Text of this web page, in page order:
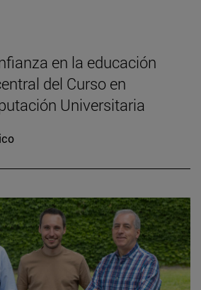
en la educación
del Curso en
Universitaria